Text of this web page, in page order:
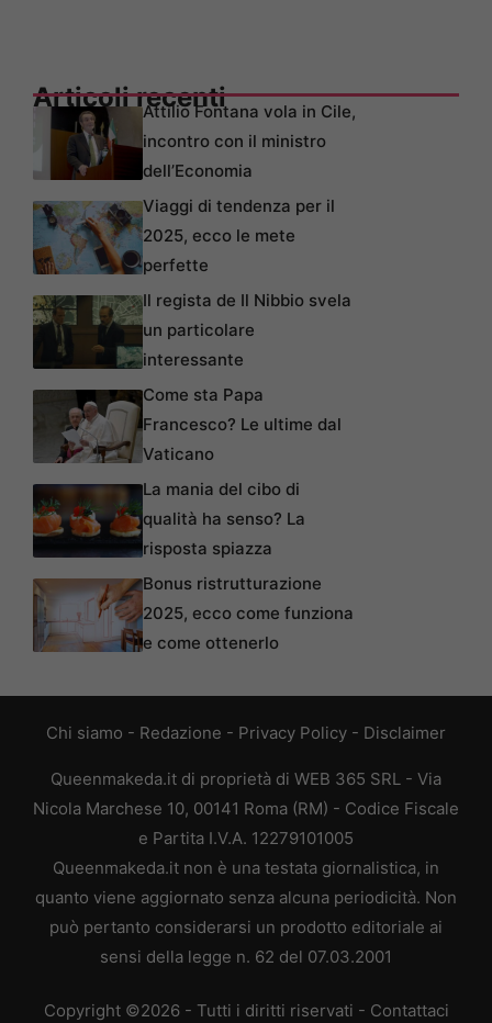
Articoli recentiAttilio Fontana vola in Cile,
incontro con il ministro
dell’Economia
Viaggi di tendenza per il
2025, ecco le mete
perfette
Il regista de Il Nibbio svela
un particolare
interessante
Come sta Papa
Francesco? Le ultime dal
Vaticano
La mania del cibo di
qualità ha senso? La
risposta spiazza
Bonus ristrutturazione
2025, ecco come funziona
e come ottenerlo
Chi siamo - Redazione - Privacy Policy - Disclaimer
Queenmakeda.it di proprietà di WEB 365 SRL - Via
Nicola Marchese 10, 00141 Roma (RM) - Codice Fiscale
e Partita I.V.A. 12279101005
Queenmakeda.it non è una testata giornalistica, in
quanto viene aggiornato senza alcuna periodicità. Non
può pertanto considerarsi un prodotto editoriale ai
sensi della legge n. 62 del 07.03.2001
Copyright ©2026 - Tutti i diritti riservati - Contattaci